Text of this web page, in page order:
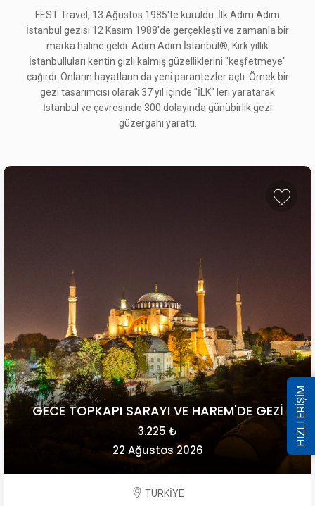
FEST Travel, 13 Ağustos 1985'te kuruldu. İlk Adım Adım
İstanbul gezisi 12 Kasım 1988'de gerçekleşti ve zamanla bir
marka haline geldi. Adım Adım İstanbul®, Kırk yıllık
İstanbulluları kentin gizli kalmış güzelliklerini "keşfetmeye"
çağırdı. Onların hayatların da yeni parantezler açtı. Örnek bir
gezi tasarımcısı olarak 37 yıl içinde "İLK" leri yaratarak
İstanbul ve çevresinde 300 dolayında günübirlik gezi
güzergahı yarattı.
GECE TOPKAPI SARAYI VE HAREM'DE GEZİ
3.225 ₺
22 Ağustos 2026
TÜRKİYE
HIZLI ERİŞİM